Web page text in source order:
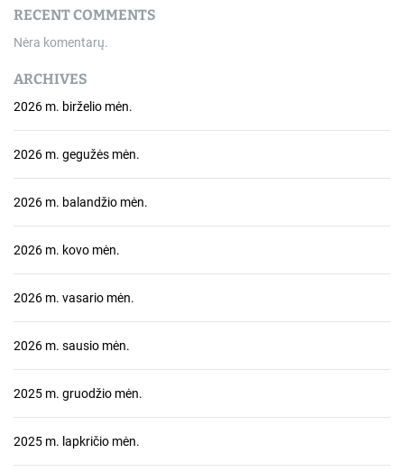
r
a
š
ų
RECENT COMMENTS
Nėra komentarų.
ARCHIVES
2026 m. birželio mėn.
2026 m. gegužės mėn.
2026 m. balandžio mėn.
2026 m. kovo mėn.
2026 m. vasario mėn.
2026 m. sausio mėn.
2025 m. gruodžio mėn.
2025 m. lapkričio mėn.